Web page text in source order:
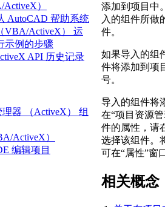
ActiveX）
AutoCAD 帮助系统
（VBA/ActiveX） 运
示例的步骤
API 历史记录
ActiveX）
AutoCAD 2020 API 历
记录参考
ActiveX）
AutoCAD 2018 API 历
器 （ActiveX） 组
ActiveX）
编辑项目
添加到项目中
入的组件所做
件。
如果导入的组
件将添加到项
号。
导入的组件将
在“项目资源
件的属性，请
选择该组件。
可在“属性”窗
相关概念